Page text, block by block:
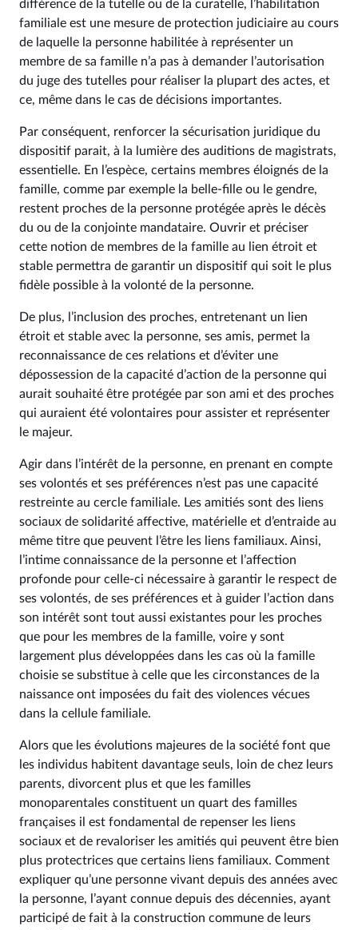
différence de la tutelle ou de la curatelle, l’habilitation
familiale est une mesure de protection judiciaire au cours
de laquelle la personne habilitée à représenter un
membre de sa famille n’a pas à demander l’autorisation
du juge des tutelles pour réaliser la plupart des actes, et
ce, même dans le cas de décisions importantes.
Par conséquent, renforcer la sécurisation juridique du
dispositif parait, à la lumière des auditions de magistrats,
essentielle. En l’espèce, certains membres éloignés de la
famille, comme par exemple la belle-fille ou le gendre,
restent proches de la personne protégée après le décès
du ou de la conjointe mandataire. Ouvrir et préciser
cette notion de membres de la famille au lien étroit et
stable permettra de garantir un dispositif qui soit le plus
fidèle possible à la volonté de la personne.
De plus, l’inclusion des proches, entretenant un lien
étroit et stable avec la personne, ses amis, permet la
reconnaissance de ces relations et d’éviter une
dépossession de la capacité d’action de la personne qui
aurait souhaité être protégée par son ami et des proches
qui auraient été volontaires pour assister et représenter
le majeur.
Agir dans l’intérêt de la personne, en prenant en compte
ses volontés et ses préférences n’est pas une capacité
restreinte au cercle familiale. Les amitiés sont des liens
sociaux de solidarité affective, matérielle et d’entraide au
même titre que peuvent l’être les liens familiaux. Ainsi,
l’intime connaissance de la personne et l’affection
profonde pour celle-ci nécessaire à garantir le respect de
ses volontés, de ses préférences et à guider l’action dans
son intérêt sont tout aussi existantes pour les proches
que pour les membres de la famille, voire y sont
largement plus développées dans les cas où la famille
choisie se substitue à celle que les circonstances de la
naissance ont imposées du fait des violences vécues
dans la cellule familiale.
Alors que les évolutions majeures de la société font que
les individus habitent davantage seuls, loin de chez leurs
parents, divorcent plus et que les familles
monoparentales constituent un quart des familles
françaises il est fondamental de repenser les liens
sociaux et de revaloriser les amitiés qui peuvent être bien
plus protectrices que certains liens familiaux. Comment
expliquer qu’une personne vivant depuis des années avec
la personne, l’ayant connue depuis des décennies, ayant
participé de fait à la construction commune de leurs